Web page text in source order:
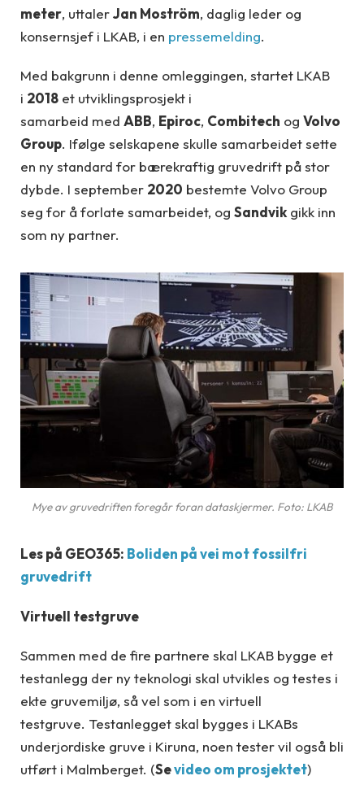
meter, uttalerJan Moström, daglig leder og
konsernsjef i LKAB, i en pressemelding.
Med bakgrunn i denne omleggingen, startet LKAB
i 2018 et utviklingsprosjekt i
samarbeid med ABB, Epiroc, Combitech og Volvo
Group. Ifølge selskapene skulle samarbeidet sette
en ny standard for bærekraftig gruvedrift på stor
dybde. I september 2020 bestemte Volvo Group
seg for å forlate samarbeidet, og Sandvik gikk inn
som ny partner.
Mye av gruvedriften foregår foran dataskjermer. Foto: LKAB
Les på GEO365: Boliden på vei mot fossilfri
gruvedrift
Virtuell testgruve
Sammen med de fire partnere skal LKAB bygge et
testanlegg der ny teknologi skal utvikles og testes i
ekte gruvemiljø, så vel som i en virtuell
testgruve. Testanlegget skal bygges i LKABs
underjordiske gruve i Kiruna, noen tester vil også bli
utført i Malmberget. (Sevideo om prosjektet)